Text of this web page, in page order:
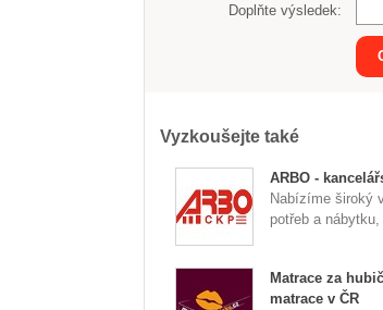
Doplňte výsledek:
Vyzkoušejte také
ARBO -
Nabízíme široký
potřeb a nábytku,
Matrace za
matrace v ČR